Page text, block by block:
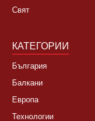
Свят
КАТЕГОРИИ
България
Балкани
Европа
Технологии